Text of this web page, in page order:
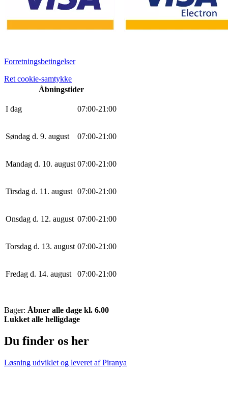
Forretningsbetingelser
Ret cookie-samtykke
Åbningstider
I dag 07:00-21 :00
Søndag d. 9. august 07:00-21 :00
Mandag d. 10. august 07:00-21 :00
Tirsdag d. 11. august 07:00-21 :00
Onsdag d. 12. august 07:00-21 :00
Torsdag d. 13. august 07:00-21 :00
Fredag d. 14. august 07:00-21 :00
Bager: Åbner alle dage kl. 6.00
Lukket alle helligdage
Du finder os her
Løsning udviklet og leveret afPiranya